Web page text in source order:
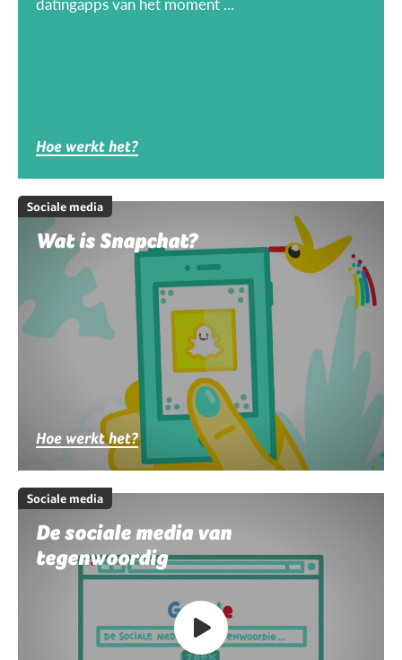
Hoe werkt het?
Sociale media
Wat is Snapchat?
Hoe werkt het?
Sociale media
De sociale media van
tegenwoordig